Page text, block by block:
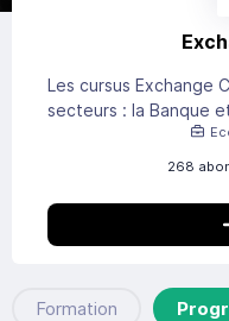
268
Les cursus Exchange
secteurs : la Banque et
Formation